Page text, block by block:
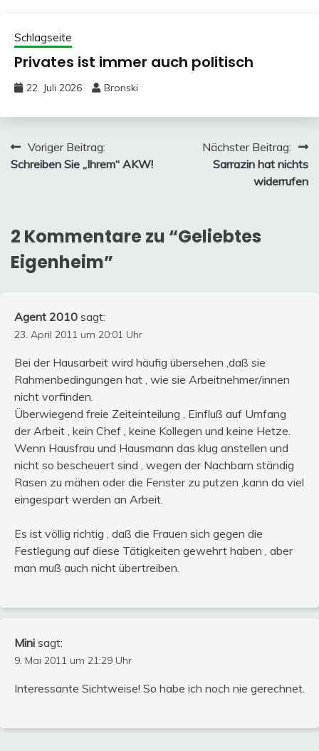
Schlagseite
Privates ist immer auch politisch
22. Juli 2026 Bronski
Beitragsnavigation
Voriger Beitrag:
Schreiben Sie „Ihrem“ AKW!
Nächster Beitrag:
Sarrazin hat nichts
widerrufen
2 Kommentare zu “Geliebtes
Eigenheim”
Agent 2010 sagt:
23. April 2011 um 20:01 Uhr
Bei der Hausarbeit wird häufig übersehen ,daß sie
Rahmenbedingungen hat , wie sie Arbeitnehmer/innen
nicht vorfinden.
Überwiegend freie Zeiteinteilung , Einfluß auf Umfang
der Arbeit , kein Chef , keine Kollegen und keine Hetze.
Wenn Hausfrau und Hausmann das klug anstellen und
nicht so bescheuert sind , wegen der Nachbarn ständig
Rasen zu mähen oder die Fenster zu putzen ,kann da viel
eingespart werden an Arbeit.
Es ist völlig richtig , daß die Frauen sich gegen die
Festlegung auf diese Tätigkeiten gewehrt haben , aber
man muß auch nicht übertreiben.
Mini sagt:
9. Mai 2011 um 21:29 Uhr
Interessante Sichtweise! So habe ich noch nie gerechnet.